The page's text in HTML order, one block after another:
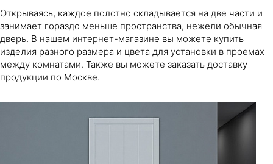
Открываясь, каждое полотно складывается на две части и
занимает гораздо меньше пространства, нежели обычная
дверь. В нашем интернет-магазине вы можете купить
изделия разного размера и цвета для установки в проемах
между комнатами. Также вы можете заказать доставку
продукции по Москве.